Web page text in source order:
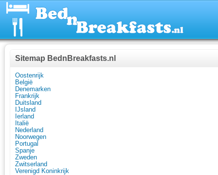
Sitemap BednBreakfasts.nl
Oostenrijk
België
Denemarken
Frankrijk
Duitsland
IJsland
Ierland
Italië
Nederland
Noorwegen
Portugal
Spanje
Zweden
Zwitserland
Verenigd Koninkrijk